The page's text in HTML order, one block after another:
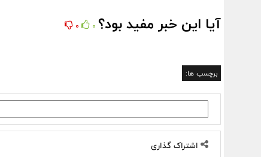
آیا این خبر مفید بود؟ 0
0
برچسب ها:
اشتراک گذاری